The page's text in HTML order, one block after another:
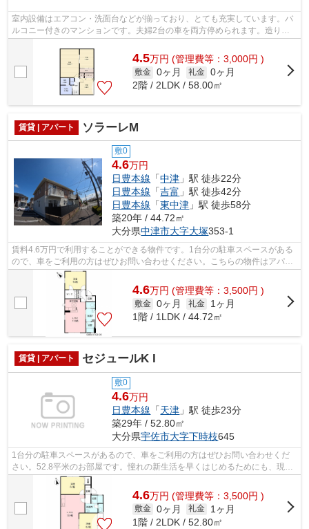
室内設備はエアコン・洗面台などが揃っており、とても充実しています。バ
ルコニー付きのマンションです。夫婦2台の車を両方停められます。造りと
デザインに関して、自信をもって情報を...
4.5万円 (管理費等：3,000円 )
敷金 0ヶ月 礼金 0ヶ月
2階 / 2LDK / 58.00㎡
賃貸 | アパート ソラーレM
敷0
4.6万円
日豊本線 「中津 」駅 徒歩22分
日豊本線 「吉富 」駅 徒歩42分
日豊本線 「東中津 」駅 徒歩58分
築20年 / 44.72㎡
大分県中津市大字大塚353-1
賃料4.6万円で利用することができる物件です。1台分の駐車スペースがある
ので、車をご利用の方はぜひお問い合わせください。こちらの物件はアパー
トです。44.72平米のお部屋です。住ま...
4.6万円 (管理費等：3,500円 )
敷金 0ヶ月 礼金
1ヶ月
1階 / 1LDK / 44.72㎡
賃貸 | アパート セジュールK I
敷0
4.6万円
日豊本線 「天津 」駅 徒歩23分
築29年 / 52.80㎡
大分県宇佐市大字下時枝645
1台分の駐車スペースがあるので、車をご利用の方はぜひお問い合わせくだ
さい。52.8平米のお部屋です。憧れの新生活を早くはじめるためにも、現在
空き部屋の物件はいかがでしょうか。家...
4.6万円 (管理費等：3,500円 )
敷金 0ヶ月 礼金
1ヶ月
1階 / 2LDK / 52.80㎡